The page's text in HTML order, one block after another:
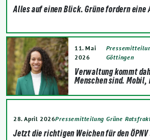
Alles auf einen Blick. Grüne fordern eine
11. Mai
2026
Göttingen
Verwaltung kommt
Menschen sind. Mobil,
28. April 2026Pressemitteilung Grüne
Jetzt die richtigen Weichen für den